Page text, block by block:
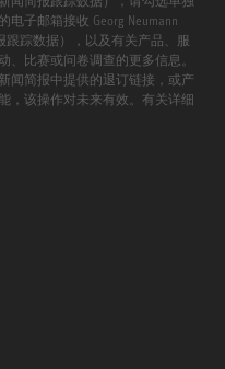
子邮箱接收 Georg Neumann
跟踪数据），以及有关产品、服
比赛或问卷调查的更多信息。
闻简报中提供的退订链接，或产
，该操作对未来有效。有关详细